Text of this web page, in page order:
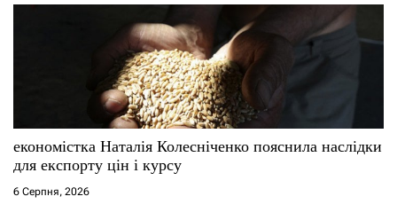
економістка Наталія Колесніченко пояснила наслідки
для експорту цін і курсу
6 Серпня, 2026